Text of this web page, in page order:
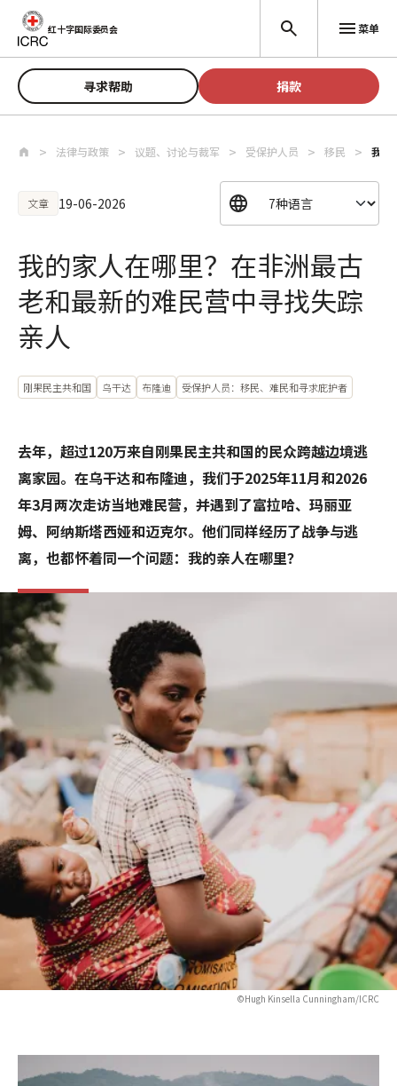
跳至主要内容
红十字国际委员会 菜单
寻求帮助 捐款
法律与政策 议题、讨论与裁军 受保护人员 移民 我的
文章 19-06-2026
我的家人在哪里？在非洲最古
老和最新的难民营中寻找失踪
亲人
刚果民主共和国 乌干达 布隆迪 受保护人员：移民、难民和寻求庇护者
去年，超过120万来自刚果民主共和国的民众跨越边境逃
离家园。在乌干达和布隆迪，我们于2025年11月和2026
年3月两次走访当地难民营，并遇到了富拉哈、玛丽亚
姆、阿纳斯塔西娅和迈克尔。他们同样经历了战争与逃
离，也都怀着同一个问题：我的亲人在哪里？
©Hugh Kinsella Cunningham/ICRC